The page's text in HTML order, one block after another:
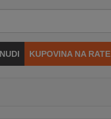
KUPOVINA NA RATE